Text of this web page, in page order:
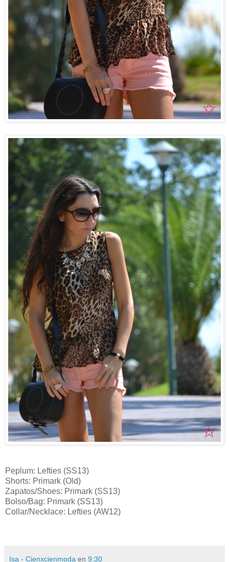
Peplum: Lefties (SS13)
Shorts: Primark (Old)
Zapatos/Shoes: Primark (SS13)
Bolso/Bag: Primark (SS13)
Collar/Necklace: Lefties (AW12)
Isa - Cienxcienmoda en 9:30